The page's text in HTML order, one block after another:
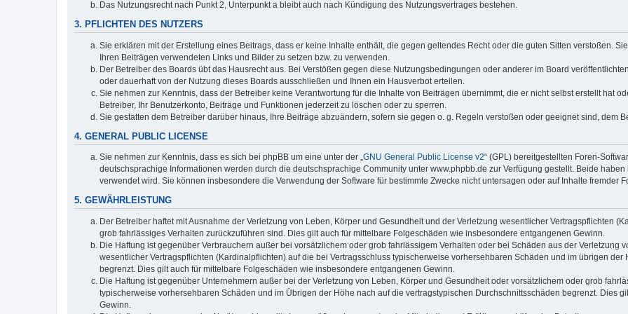
Das Nutzungsrecht nach Punkt 2, Unterpunkt a bleibt auch nach Kündigung des Nutzungsvertrages bestehen.
3. PFLICHTEN DES NUTZERS
Sie erklären mit der Erstellung eines Beitrags, dass er keine Inhalte enthält, die gegen geltendes Recht oder die guten Sitten verstoßen.
Ihren Beiträgen verwendeten Links und Bilder zu setzen bzw. zu verwenden.
Der Betreiber des Boards übt das Hausrecht aus. Bei Verstößen gegen diese Nutzungsbedingungen oder anderer im Board
oder dauerhaft von der Nutzung dieses Boards ausschließen und Ihnen ein Hausverbot erteilen.
Sie nehmen zur Kenntnis, dass der Betreiber keine Verantwortung für die Inhalte von Beiträgen übernimmt, die er nicht selbst erstellt hat
Betreiber, Ihr Benutzerkonto, Beiträge und Funktionen jederzeit zu löschen oder zu sperren.
Sie gestatten dem Betreiber darüber hinaus, Ihre Beiträge abzuändern, sofern sie gegen o. g. Regeln verstoßen oder geeignet sind, dem
4. GENERAL PUBLIC LICENSE
Sie nehmen zur Kenntnis, dass es sich bei phpBB um eine unter der „GNU General Public License v2“ (GPL) bereitgestellten Foren-
deutschsprachige Informationen werden durch die deutschsprachige Community unter www.phpbb.de zur Verfügung gestellt. Beide
verwendet wird. Sie können insbesondere die Verwendung der Software für bestimmte Zwecke nicht untersagen oder auf Inhalte fremder
5. GEWÄHRLEISTUNG
Der Betreiber haftet mit Ausnahme der Verletzung von Leben, Körper und Gesundheit und der Verletzung wesentlicher Vertragspflichten
grob fahrlässiges Verhalten zurückzuführen sind. Dies gilt auch für mittelbare Folgeschäden wie insbesondere entgangenen Gewinn.
Die Haftung ist gegenüber Verbrauchern außer bei vorsätzlichem oder grob fahrlässigem Verhalten oder bei Schäden aus der Verletzung
wesentlicher Vertragspflichten (Kardinalpflichten) auf die bei Vertragsschluss typischerweise vorhersehbaren Schäden und im übrigen
begrenzt. Dies gilt auch für mittelbare Folgeschäden wie insbesondere entgangenen Gewinn.
Die Haftung ist gegenüber Unternehmern außer bei der Verletzung von Leben, Körper und Gesundheit oder vorsätzlichem oder grob
typischerweise vorhersehbaren Schäden und im Übrigen der Höhe nach auf die vertragstypischen Durchschnittsschäden begrenzt. Dies
Gewinn.